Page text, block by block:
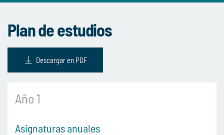
Plan de estudios
Descargar en PDF
Año 1
Asignaturas anuales